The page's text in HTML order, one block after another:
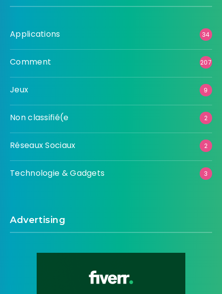
Applications 34
Comment 207
Jeux 9
Non classifié(e 2
Réseaux Sociaux 2
Technologie & Gadgets 3
Advertising